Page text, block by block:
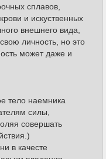
сплавов,
и искуственных
внешнего вида,
личность, но это
может даже и
тело наемника
силы,
совершать
в качесте